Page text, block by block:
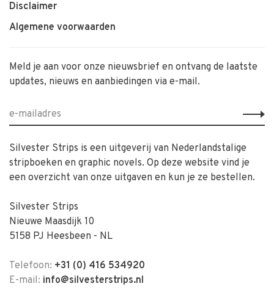
Disclaimer
Algemene voorwaarden
Meld je aan voor onze nieuwsbrief en ontvang de laatste
updates, nieuws en aanbiedingen via e-mail.
Silvester Strips is een uitgeverij van Nederlandstalige
stripboeken en graphic novels. Op deze website vind je
een overzicht van onze uitgaven en kun je ze bestellen.
Silvester Strips
Nieuwe Maasdijk 10
5158 PJ Heesbeen - NL
Telefoon: +31 (0) 416 534920
E-mail: info@silvesterstrips.nl